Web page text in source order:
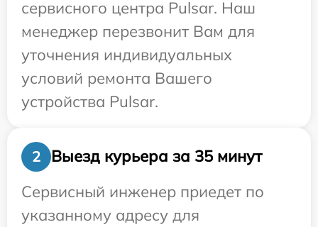
сервисного центра Pulsar. Наш
менеджер перезвонит Вам для
уточнения индивидуальных
условий ремонта Вашего
устройства Pulsar.
2
Выезд курьера за 35 минут
Сервисный инженер приедет по
указанному адресу для